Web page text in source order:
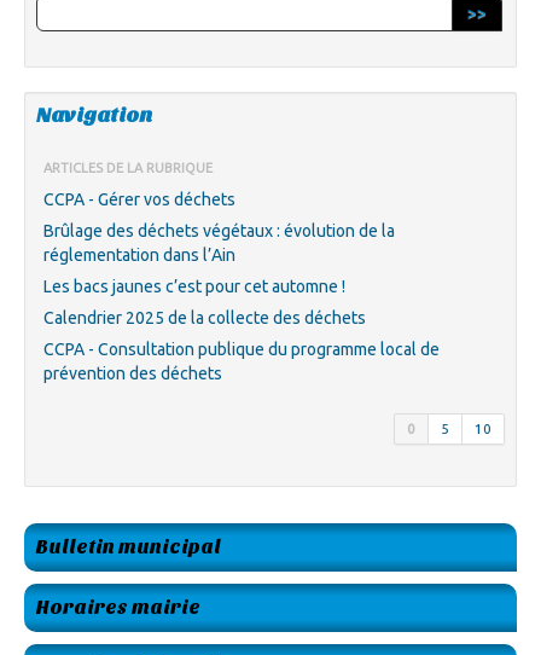
>>
Navigation
ARTICLES DE LA RUBRIQUE
CCPA - Gérer vos déchets
Brûlage des déchets végétaux : évolution de la
réglementation dans l’Ain
Les bacs jaunes c’est pour cet automne !
Calendrier 2025 de la collecte des déchets
CCPA - Consultation publique du programme local de
prévention des déchets
0 5 10
Bulletin municipal
Horaires mairie